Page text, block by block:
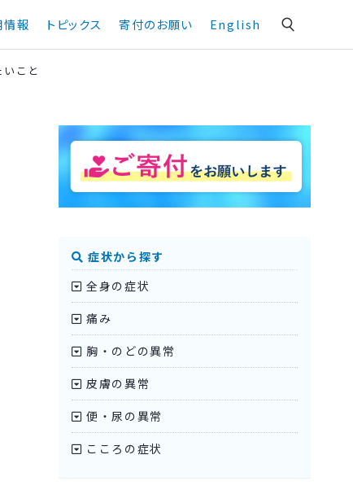
情報 トピックス 寄付のお願い English
こと
症状から探す
全身の症状
痛み
胸・のどの異常
皮膚の異常
便・尿の異常
こころの症状